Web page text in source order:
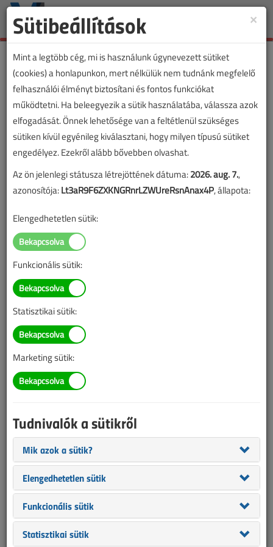
Toggle
Termokamera használata a
villanyszerelői gyakorlatban
2017. február 8. |
Az alábbi tartalom archív, 9 éve frissült utoljára. A cikkben szereplő
információk mára aktualitásukat veszíthették, valamint a tartalom
helyenként hiányos lehet (képek, táblázatok stb.).
×
Sütibeállítások
Mint a legtöbb cég, mi is használunk úgynevezett sütiket
(cookies) a honlapunkon, mert nélkülük nem tudnánk megfelelő
felhasználói élményt biztosítani és fontos funkciókat
működtetni. Ha beleegyezik a sütik használatába, válassza azok
elfogadását. Önnek lehetősége van a feltétlenül szükséges
sütiken kívül egyénileg kiválasztani, hogy milyen típusú sütiket
engedélyez. Ezekről alább bővebben olvashat.
Az ön jelenlegi státusza létrejöttének dátuma:2026. aug. 7.,
azonosítója:Lt3aR9F6ZXKNGRnrLZWUreRsnAnax4P, állapota:
Elengedhetetlen sütik:
Funkcionális sütik:
Statisztikai sütik:
Marketing sütik:
Tudnivalók a sütikről
Mik azok a sütik?
Elengedhetetlen sütik
Funkcionális sütik
Statisztikai sütik